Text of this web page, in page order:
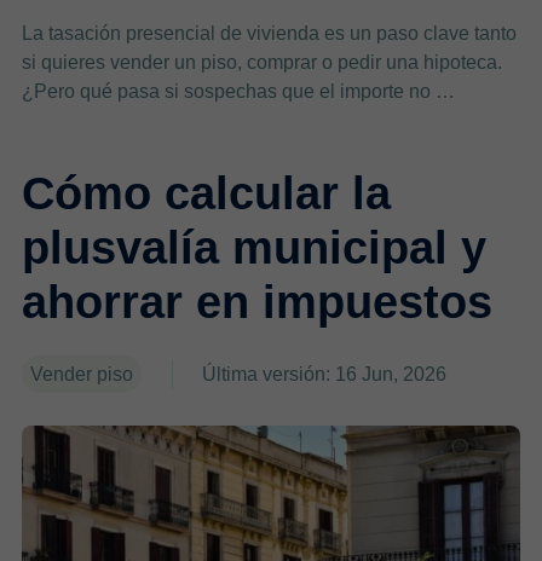
La tasación presencial de vivienda es un paso clave tanto
si quieres vender un piso, comprar o pedir una hipoteca.
¿Pero qué pasa si sospechas que el importe no …
Cómo calcular la
plusvalía municipal y
ahorrar en impuestos
Vender piso Última versión: 16 Jun, 2026